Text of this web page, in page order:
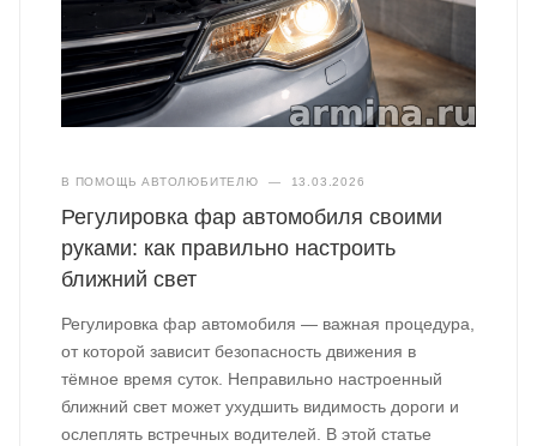
В ПОМОЩЬ АВТОЛЮБИТЕЛЮ — 13.03.2026
Регулировка фар автомобиля своими
руками: как правильно настроить
ближний свет
Регулировка фар автомобиля — важная процедура,
от которой зависит безопасность движения в
тёмное время суток. Неправильно настроенный
ближний свет может ухудшить видимость дороги и
ослеплять встречных водителей. В этой статье